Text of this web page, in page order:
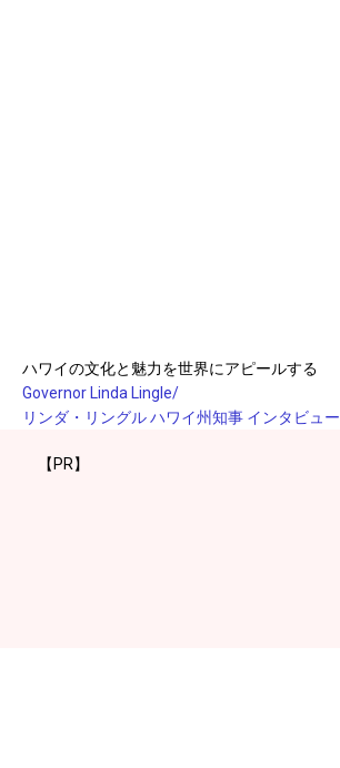
ハワイの文化と魅力を世界にアピールする
Governor Linda Lingle/
リンダ・リングル ハワイ州知事 インタビュー
【PR】